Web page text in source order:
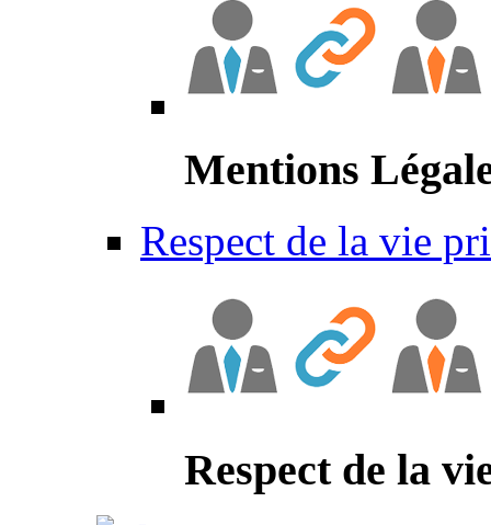
Mentions
Respect de la vie
Respect de la